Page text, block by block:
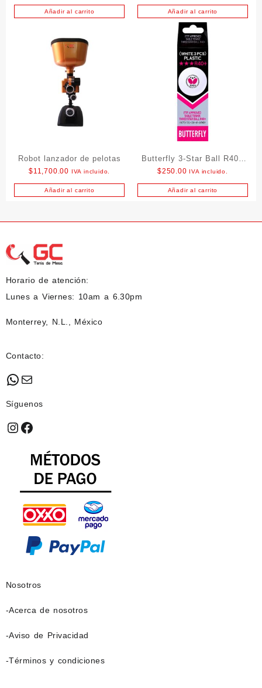
Añadir al carrito Añadir al carrito
Robot lanzador de pelotas
$11,700.00 IVA incluido.
Añadir al carrito
Butterfly 3-Star Ball R40+
3pk
$250.00 IVA incluido.
Añadir al carrito
Horario de atención:
Lunes a Viernes: 10am a 6.30pm
Monterrey, N.L., México
Contacto:
WhatsApp
Mail
Síguenos
Instagram
Facebook
Nosotros
-Acerca de nosotros
-Aviso de Privacidad
-Términos y condiciones